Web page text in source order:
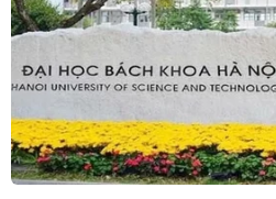
Anh 'rớt hạng' trong
thương mại lớn của Đức
14/10/2019 11:21
Theo Destatis, trong giai đoạn
Anh chỉ giữ vị trí đối tác
của Đức với tổng kim ngạch